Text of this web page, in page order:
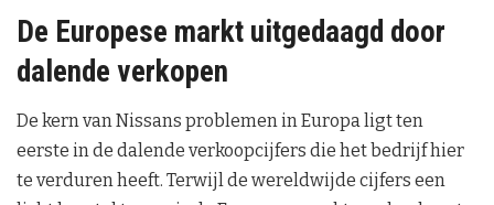
De Europese markt uitgedaagd door
dalende verkopen
De kern van Nissans problemen in Europa ligt ten
eerste in de dalende verkoopcijfers die het bedrijf hier
te verduren heeft. Terwijl de wereldwijde cijfers een